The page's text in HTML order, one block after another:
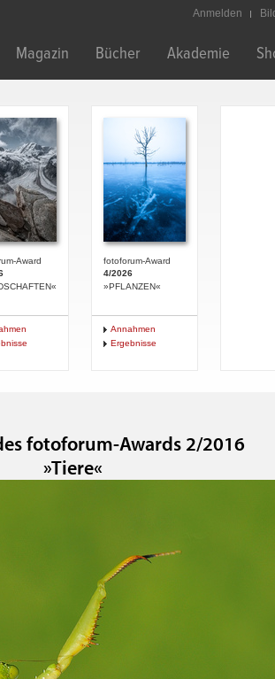
Anmelden
Magazin Bücher Akademie
Award
fotoforum-Award
4/2026
»PFLANZEN«
Annahmen
Ergebnisse
fotoforum-Awards 2/2016
»Tiere«